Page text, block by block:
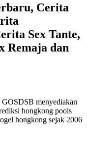
Cerita
Sex Tante,
Remaja dan
menyediakan
hongkong pools
hongkong sejak 2006